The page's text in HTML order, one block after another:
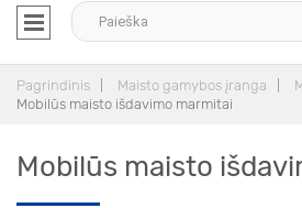
Pagrindinis Maisto gamybos įranga
Mobilūs maisto išdavimo marmitai
Mobilūs maisto